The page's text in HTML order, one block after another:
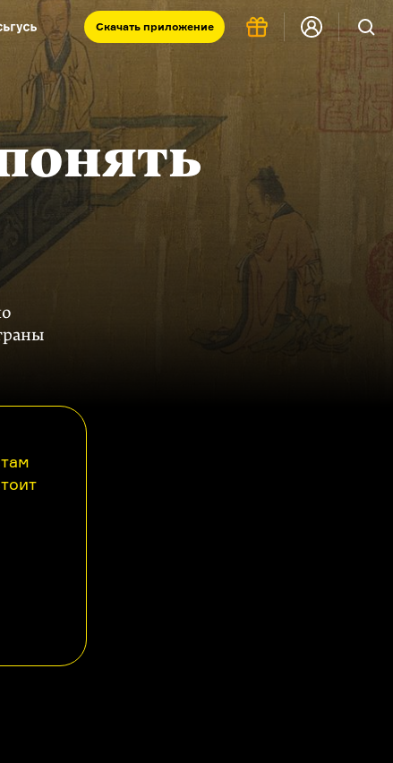
Скачать приложение
и Восток: история культур
такое античность